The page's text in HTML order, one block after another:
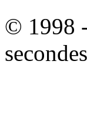
© 1998